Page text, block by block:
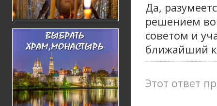
Да,
решением
советом и
ближайший
Этот ответ